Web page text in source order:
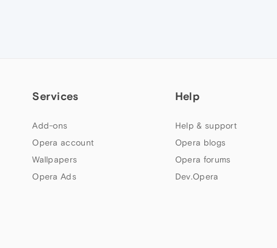
Services
Add-ons
Opera account
Wallpapers
Opera Ads
Help
Help & support
Opera blogs
Opera forums
Dev.Opera